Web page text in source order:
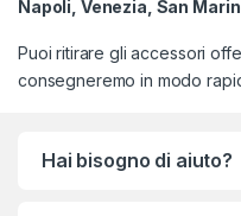
Napoli, Venezia, San
Puoi ritirare gli accessori
consegneremo in modo
Hai bisogno di aiuto?